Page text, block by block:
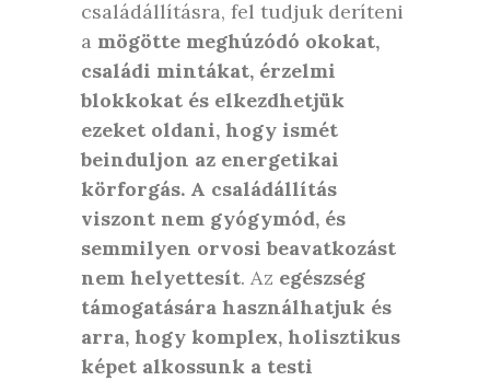
családállításra, fel tudjuk deríteni
a mögötte meghúzódó okokat,
családi mintákat, érzelmi
blokkokat és elkezdhetjük
ezeket oldani, hogy ismét
beinduljon az energetikai
körforgás. A családállítás
viszont nem gyógymód, és
semmilyen orvosi beavatkozást
nem helyettesít. Az egészség
támogatására használhatjuk és
arra, hogy komplex, holisztikus
képet alkossunk a testi